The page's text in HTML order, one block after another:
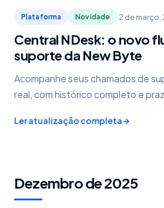
Plataforma Novidade ·2 de março,
Central NDesk: o novo
suporte da New Byte
Acompanhe seus chamados de
real, com histórico completo e
Ler atualização completa→
Dezembro de 2025